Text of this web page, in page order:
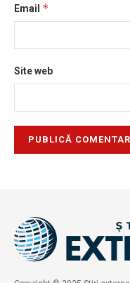
Email *
Site web